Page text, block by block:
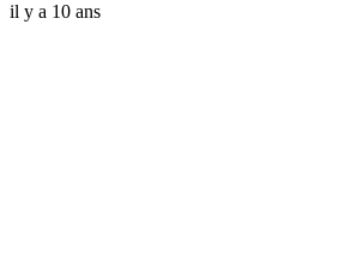
il y a 10 ans